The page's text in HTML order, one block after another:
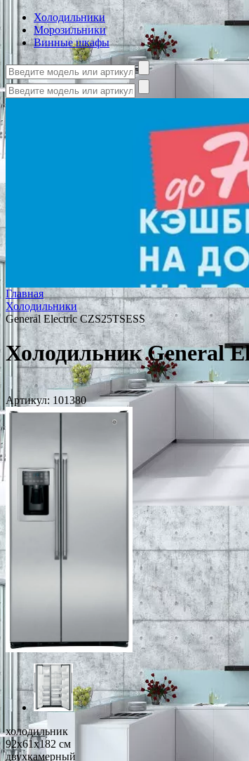
Холодильники
Морозильники
Винные шкафы
Главная
Холодильники
General Electric CZS25TSESS
Холодильник General
Артикул: 101380
холодильник
92x61x182 см
двухкамерный